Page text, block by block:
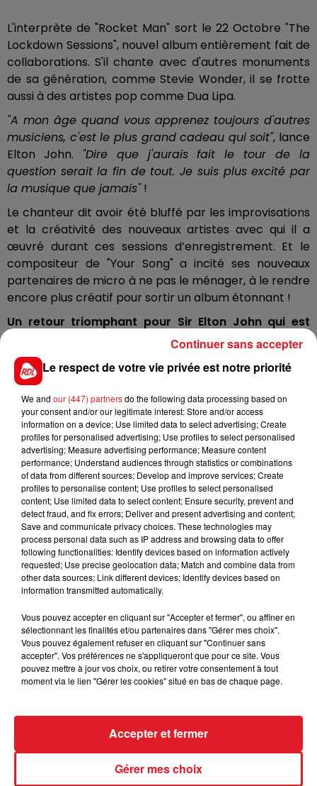
L'interprète de "Rocket Man" sort le 22 Octobre "The
Lockdown Sessions", nouvel album entièrement fait de
collaborations. S'il chante avec d'autres monuments
de sa génération, comme Stevie Wonder, il se frotte
aussi à des artistes pop comme Dua Lipa.
"A mon âge quand vous apprenez toujours d'autres
musiciens, c'est le plus grand cadeau qui soit", lance
Elton John. "Dire que j'aurais fait le tour de la
question serait la fin de tout. Je suis plus excité par
la musique que jamais"!
Le chanteur dit avoir été bluffé par les improvisations
et la créativité des nouveaux artistes avec qui il a
œuvré durant ces sessions d’enregistrement. Et le
compositeur de "Your Song" a incité ses nouveaux
partenaires de micro à ne pas le ménager, à le rendre
encore plus créatif pour sortir un album étonnant !
Un retour triomphant pour Sir Elton John qui est
FIL D'ACTUS
Le respect de votre vie privée est notre priorité
We and our (447) partnersdo the following data processing based on
your consent and/or our legitimate interest: Store and/or access
information on a device; Use limited data to select advertising; Create
profiles for personalised advertising; Use profiles to select personalised
advertising; Measure advertising performance; Measure content
performance; Understand audiences through statistics or combinations
of data from different sources; Develop and improve services; Create
profiles to personalise content; Use profiles to select personalised
content; Use limited data to select content; Ensure security, prevent and
detect fraud, and fix errors; Deliver and present advertising and content;
Save and communicate privacy choices. These technologies may
process personal data such as IP address and browsing data to offer
following functionalities: Identify devices based on information actively
requested; Use precise geolocation data; Match and combine data from
other data sources; Link different devices; Identify devices based on
information transmitted automatically.
Vous pouvez accepter en cliquant sur "Accepter et fermer", ou affiner en
sélectionnant les finalités et/ou partenaires dans "Gérer mes choix".
Vous pouvez également refuser en cliquant sur "Continuer sans
accepter". Vos préférences ne s'appliqueront que pour ce site. Vous
pouvez mettre à jour vos choix, ou retirer votre consentement à tout
moment via le lien "Gérer les cookies" situé en bas de chaque page.
Gérer mes choix
Accepter et fermer
Continuer sans accepter